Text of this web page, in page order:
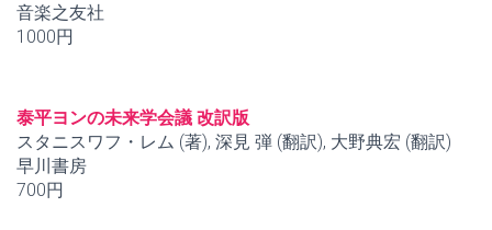
音楽之友社
1000円
泰平ヨンの未来学会議 改訳版
スタニスワフ・レム (著), 深見 弾 (翻訳), 大野典宏 (翻訳)
早川書房
700円